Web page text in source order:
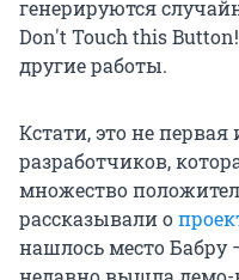
генерируются
Don't Touch this Button!
другие работы.
Кстати, это не первая
разработчиков,
множество
рассказывали о
нашлось место Бабру